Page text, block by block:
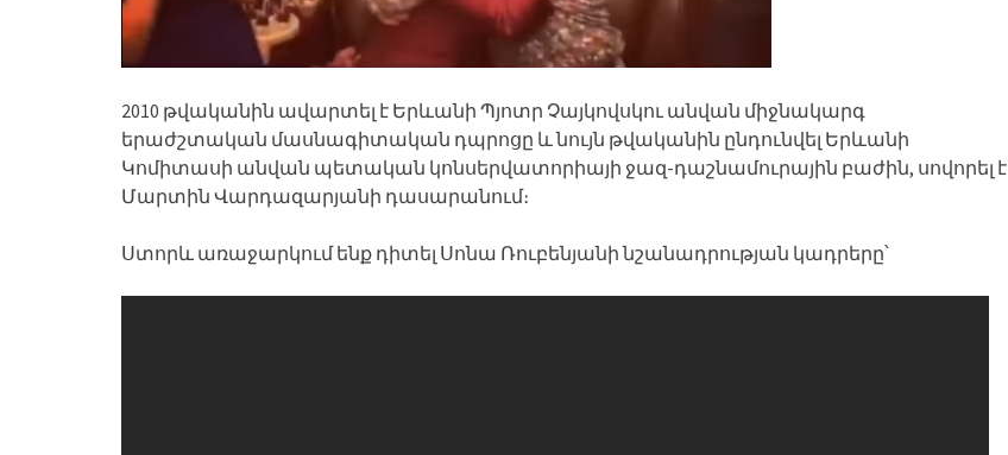
2010 թվականին ավարտել է Երևանի Պյոտր Չայկովսկու անվան միջնակարգ
երաժշտական մասնագիտական դպրոցը և նույն թվականին ընդունվել Երևանի
Կոմիտասի անվան պետական կոնսերվատորիայի ջազ-դաշնամուրային բաժին, սովորել է
Մարտին Վարդազարյանի դասարանում։
Ստորև առաջարկում ենք դիտել Սոնա Ռուբենյանի նշանադրության կադրերը՝